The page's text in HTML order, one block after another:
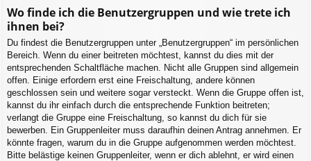
Wo finde ich die Benutzergruppen und wie trete ich
ihnen bei?
Du findest die Benutzergruppen unter „Benutzergruppen“ im persönlichen
Bereich. Wenn du einer beitreten möchtest, kannst du dies mit der
entsprechenden Schaltfläche machen. Nicht alle Gruppen sind allgemein
offen. Einige erfordern erst eine Freischaltung, andere können
geschlossen sein und weitere sogar versteckt. Wenn die Gruppe offen ist,
kannst du ihr einfach durch die entsprechende Funktion beitreten;
verlangt die Gruppe eine Freischaltung, so kannst du dich für sie
bewerben. Ein Gruppenleiter muss daraufhin deinen Antrag annehmen. Er
könnte fragen, warum du in die Gruppe aufgenommen werden möchtest.
Bitte belästige keinen Gruppenleiter, wenn er dich ablehnt, er wird einen